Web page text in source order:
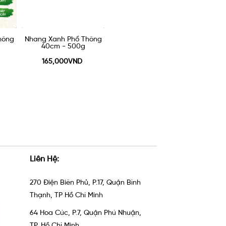
Nhang Đàn Hương
20cm - 100g
55,000VND
Liên Hệ:
270 Điện Biên Phủ, P.17, Quận Bình
Thạnh, TP Hồ Chí Minh
64 Hoa Cúc, P.7, Quận Phú Nhuận,